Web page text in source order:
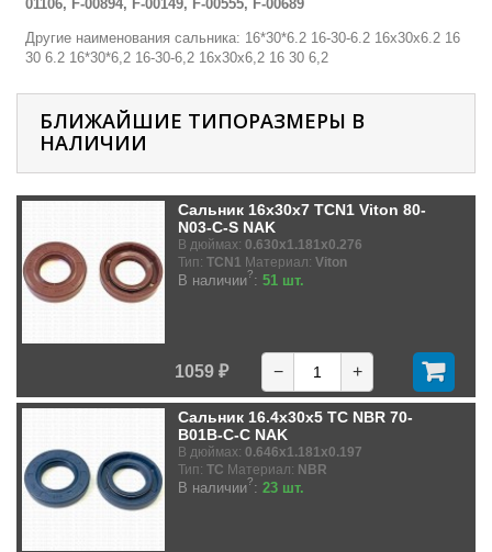
01106, F-00894, F-00149, F-00555, F-00689
Другие наименования сальника: 16*30*6.2 16-30-6.2 16х30х6.2 16
30 6.2 16*30*6,2 16-30-6,2 16х30х6,2 16 30 6,2
БЛИЖАЙШИЕ ТИПОРАЗМЕРЫ В
НАЛИЧИИ
Сальник 16x30x7 TCN1 Viton 80-
N03-C-S NAK
В дюймах: 0.630x1.181x0.276
Тип: TCN1 Материал: Viton
В наличии?: 51 шт.
1059 ₽ − +
Сальник 16.4x30x5 TC NBR 70-
B01B-C-C NAK
В дюймах: 0.646x1.181x0.197
Тип: TC Материал: NBR
В наличии?: 23 шт.